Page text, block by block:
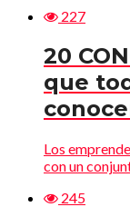
227
20
que
Los
con un
245